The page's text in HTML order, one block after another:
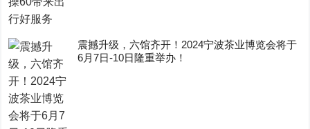
震撼升级，六馆齐开！2024宁波茶业博览会将于
6月7日-10日隆重举办！